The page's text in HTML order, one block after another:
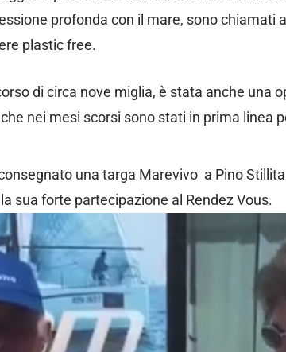
profonda con il mare, sono chiamati
plastic free.
di circa nove miglia, è stata anche una
nei mesi scorsi sono stati in prima linea
una targa Marevivo a Pino
sua forte partecipazione al Rendez Vous.